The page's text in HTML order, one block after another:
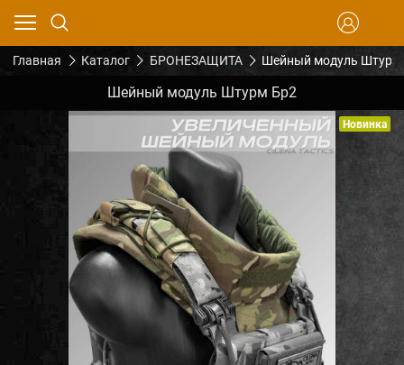
Главная Каталог БРОНЕЗАЩИТА Шейный модуль Штурм
Шейный модуль Штурм Бр2
Новинка